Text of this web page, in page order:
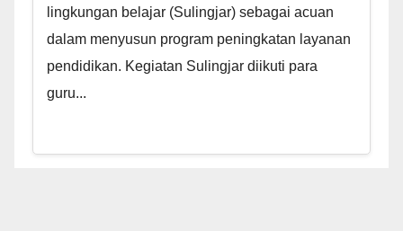
lingkungan belajar (Sulingjar) sebagai acuan
dalam menyusun program peningkatan layanan
pendidikan. Kegiatan Sulingjar diikuti para
guru...